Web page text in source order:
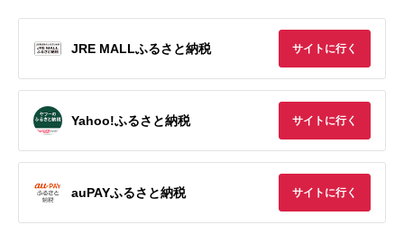
JRE MALLふるさと納税 サイトに行く
Yahoo!ふるさと納税 サイトに行く
auPAYふるさと納税 サイトに行く